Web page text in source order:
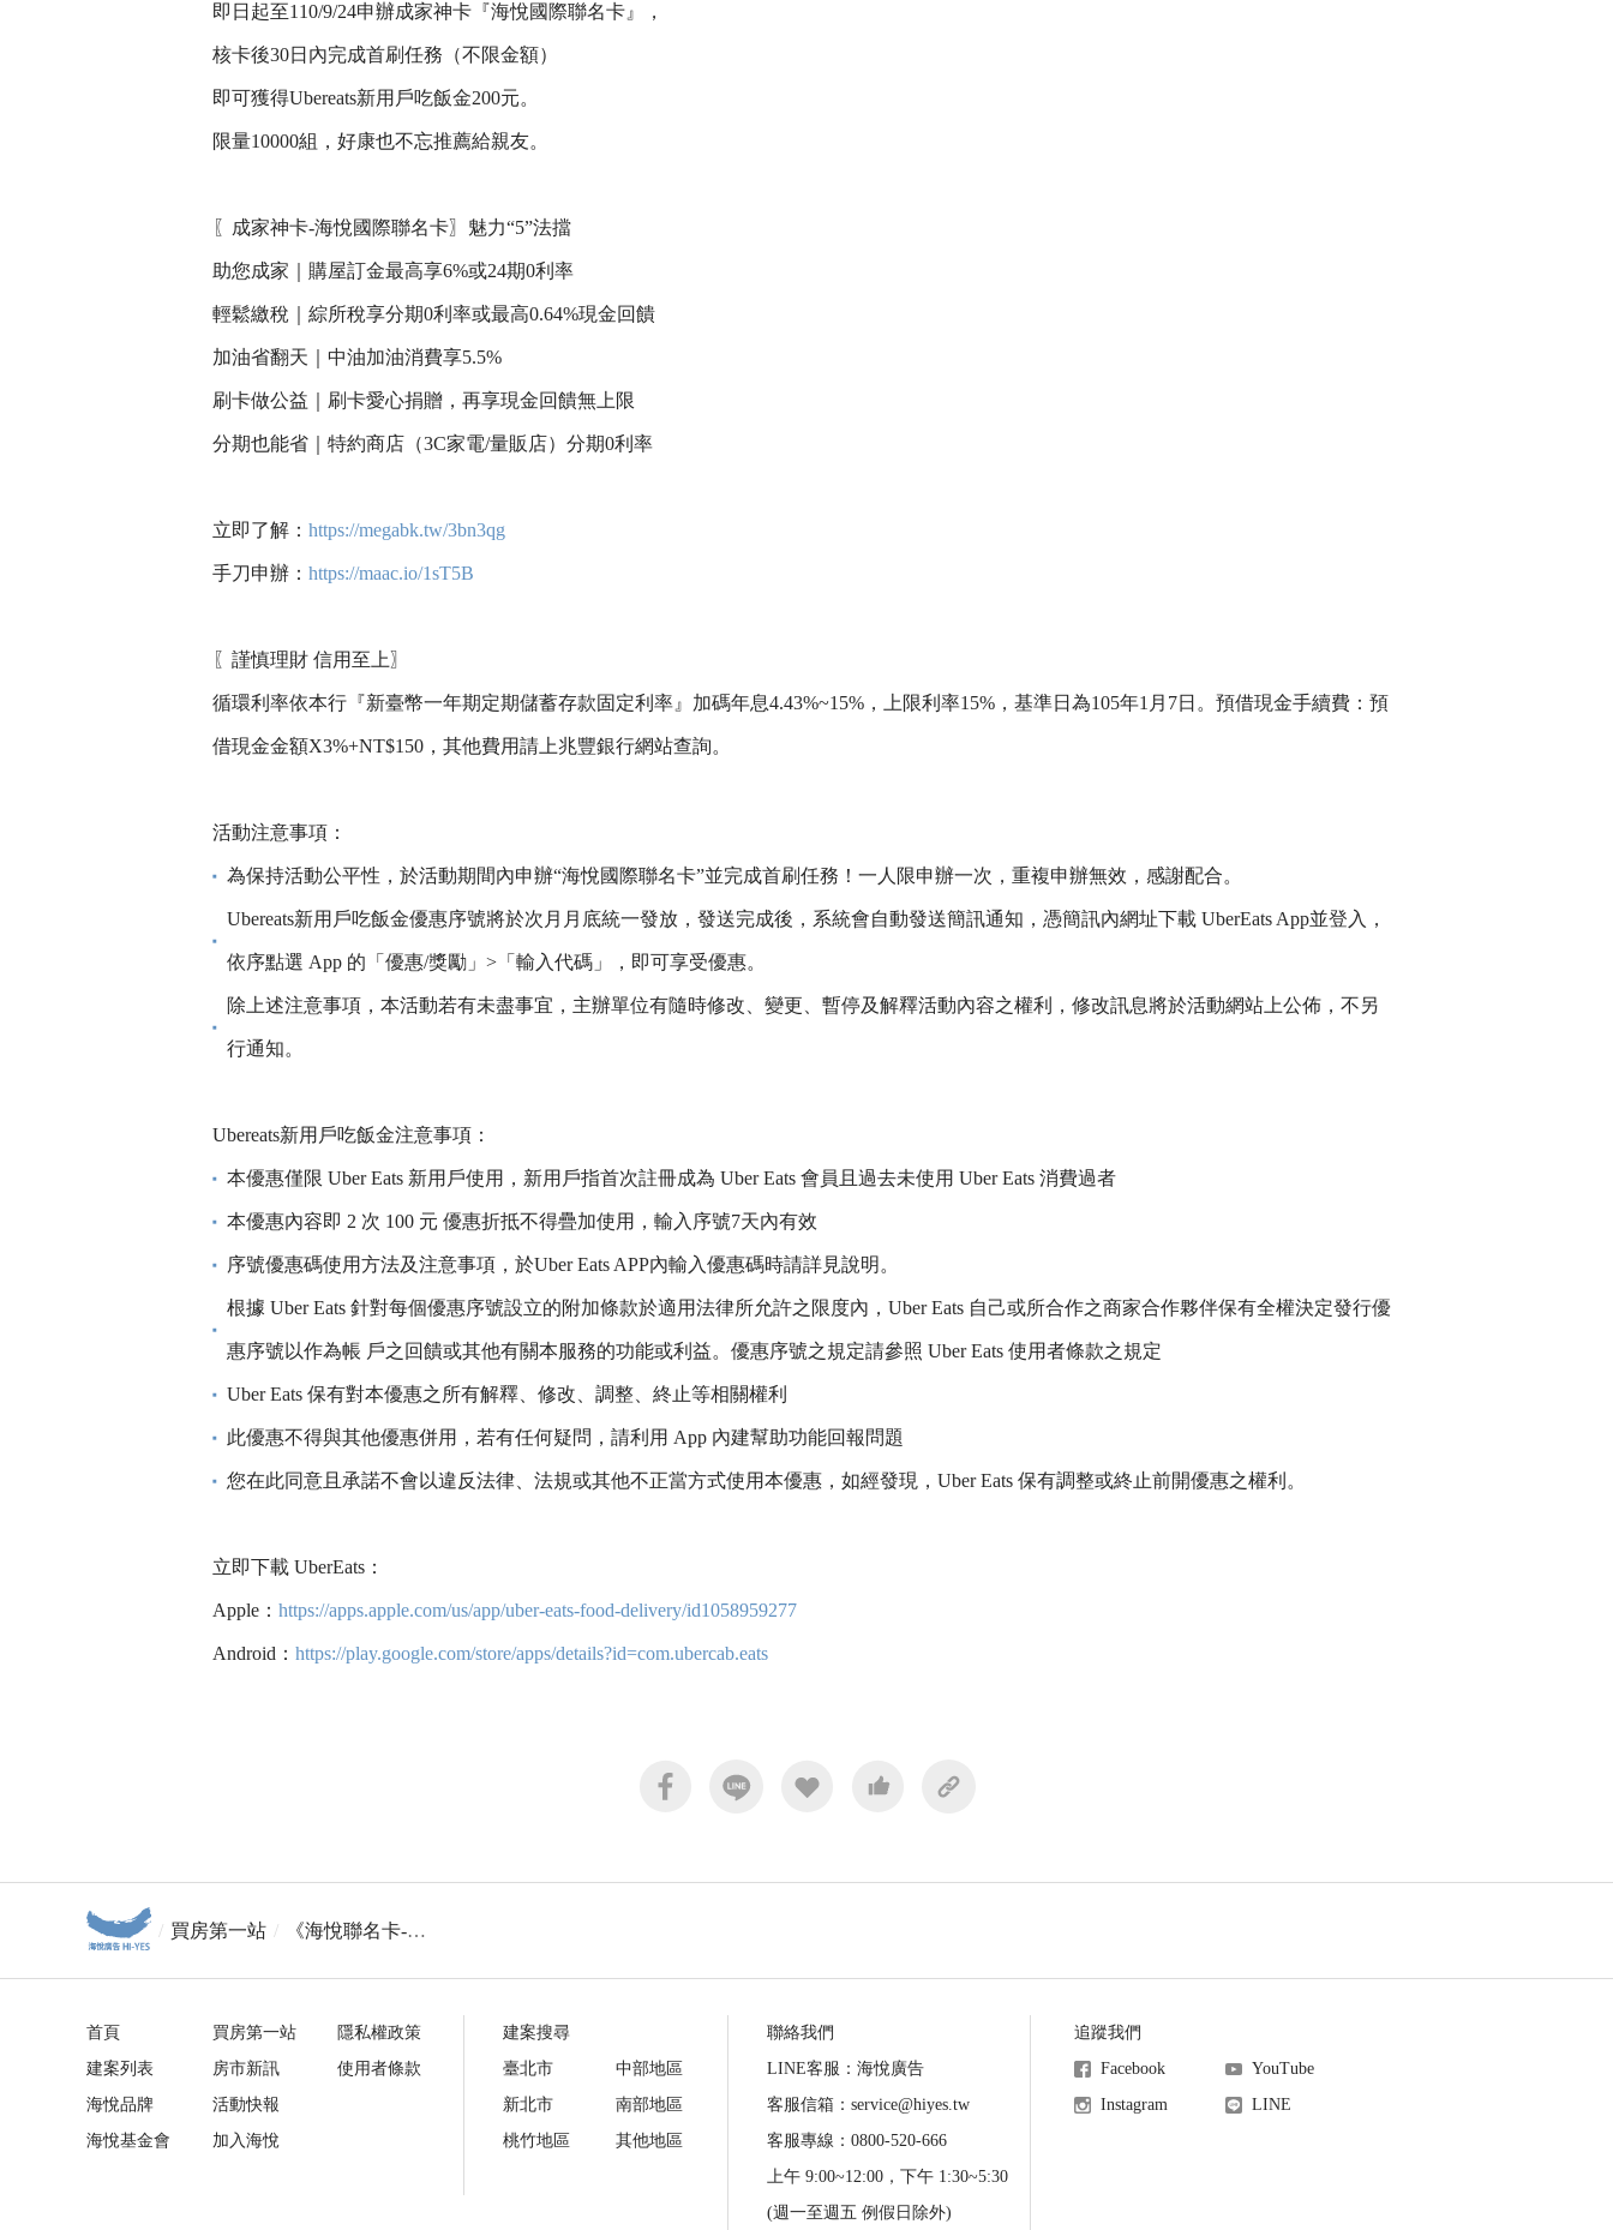
即日起至110/9/24申辦成家神卡『海悅國際聯名卡』，
核卡後30日內完成首刷任務（不限金額）
即可獲得Ubereats新用戶吃飯金200元。
限量10000組，好康也不忘推薦給親友。
〖成家神卡-海悅國際聯名卡〗魅力“5”法擋
助您成家｜購屋訂金最高享6%或24期0利率
輕鬆繳稅｜綜所稅享分期0利率或最高0.64%現金回饋
加油省翻天｜中油加油消費享5.5%
刷卡做公益｜刷卡愛心捐贈，再享現金回饋無上限
分期也能省｜特約商店（3C家電/量販店）分期0利率
立即了解： https://megabk.tw/3bn3qg
手刀申辦： https://maac.io/1sT5B
〖謹慎理財 信用至上〗
循環利率依本行『新臺幣一年期定期儲蓄存款固定利率』加碼年息4.43%~15%，上限利率15%，基準日為105年1月7日。預借現金手續費：預
借現金金額X3%+NT$150，其他費用請上兆豐銀行網站查詢。
活動注意事項：
為保持活動公平性，於活動期間內申辦“海悅國際聯名卡”並完成首刷任務！一人限申辦一次，重複申辦無效，感謝配合。
Ubereats新用戶吃飯金優惠序號將於次月月底統一發放，發送完成後，系統會自動發送簡訊通知，憑簡訊內網址下載 UberEats App並登入，
依序點選 App 的「優惠/獎勵」>「輸入代碼」，即可享受優惠。
除上述注意事項，本活動若有未盡事宜，主辦單位有隨時修改、變更、暫停及解釋活動內容之權利，修改訊息將於活動網站上公佈，不另
行通知。
Ubereats新用戶吃飯金注意事項：
本優惠僅限 Uber Eats 新用戶使用，新用戶指首次註冊成為 Uber Eats 會員且過去未使用 Uber Eats 消費過者
本優惠內容即 2 次 100 元 優惠折抵不得疊加使用，輸入序號7天內有效
序號優惠碼使用方法及注意事項，於Uber Eats APP內輸入優惠碼時請詳見說明。
根據 Uber Eats 針對每個優惠序號設立的附加條款於適用法律所允許之限度內 ，Uber Eats 自己或所合作之商家合作夥伴保有全權決定發行優
惠序號以作為帳 戶之回饋或其他有關本服務的功能或利益。優惠序號之規定請參照 Uber Eats 使用者條款之規定
Uber Eats 保有對本優惠之所有解釋、修改、調整、終止等相關權利
此優惠不得與其他優惠併用，若有任何疑問，請利用 App 內建幫助功能回報問題
您在此同意且承諾不會以違反法律、法規或其他不正當方式使用本優惠，如經發現，Uber Eats 保有調整或終止前開優惠之權利。
立即下載 UberEats：
Apple： https://apps.apple.com/us/app/uber-eats-food-delivery/id1058959277
Android： https://play.google.com/store/apps/details?id=com.ubercab.eats
買房第一站 《海悅聯名卡-卡友優惠》跨界聯名 海悅xUbereats
首頁
建案列表
海悅品牌
海悅基金會
買房第一站
房市新訊
活動快報
加入海悅
隱私權政策
使用者條款
建案搜尋
臺北市
新北市
桃竹地區
中部地區
南部地區
其他地區
聯絡我們
LINE客服：海悅廣告
客服信箱：service@hiyes.tw
客服專線：0800-520-666
上午 9:00~12:00，下午 1:30~5:30
(週一至週五 例假日除外)
追蹤我們
Facebook
Instagram
YouTube
LINE